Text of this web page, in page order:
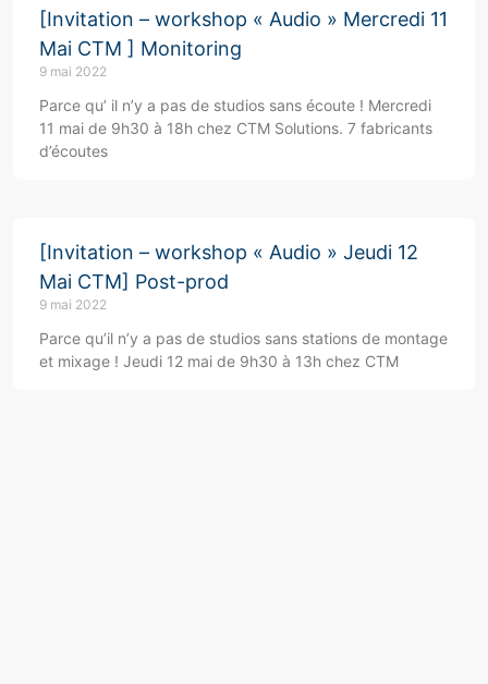
[Invitation – workshop « Audio » Mercredi 11
Mai CTM ] Monitoring
9 mai 2022
Parce qu’ il n’y a pas de studios sans écoute ! Mercredi
11 mai de 9h30 à 18h chez CTM Solutions. 7 fabricants
d’écoutes
[Invitation – workshop « Audio » Jeudi 12
Mai CTM] Post-prod
9 mai 2022
Parce qu’il n’y a pas de studios sans stations de montage
et mixage ! Jeudi 12 mai de 9h30 à 13h chez CTM